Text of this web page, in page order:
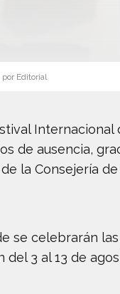
por Editorial
Internacional
de ausencia,
la Consejería
se celebrarán
3 al 13 de